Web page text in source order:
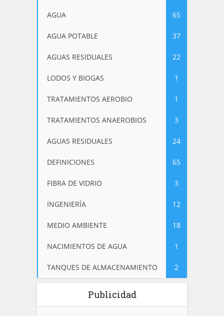
AGUA 65
AGUA POTABLE 37
AGUAS RESIDUALES 22
LODOS Y BIOGAS 1
TRATAMIENTOS AEROBIO 1
TRATAMIENTOS ANAEROBIOS 3
AGUAS RESIDUALES 24
DEFINICIONES 65
FIBRA DE VIDRIO 3
INGENIERÍA 12
MEDIO AMBIENTE 18
NACIMIENTOS DE AGUA 1
TANQUES DE ALMACENAMIENTO 2
Publicidad